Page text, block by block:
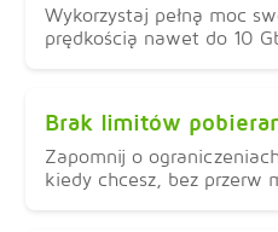
Wykorzystaj pełną moc
prędkością nawet do 10
Brak limitów
Zapomnij o
kiedy chcesz, bez przerw